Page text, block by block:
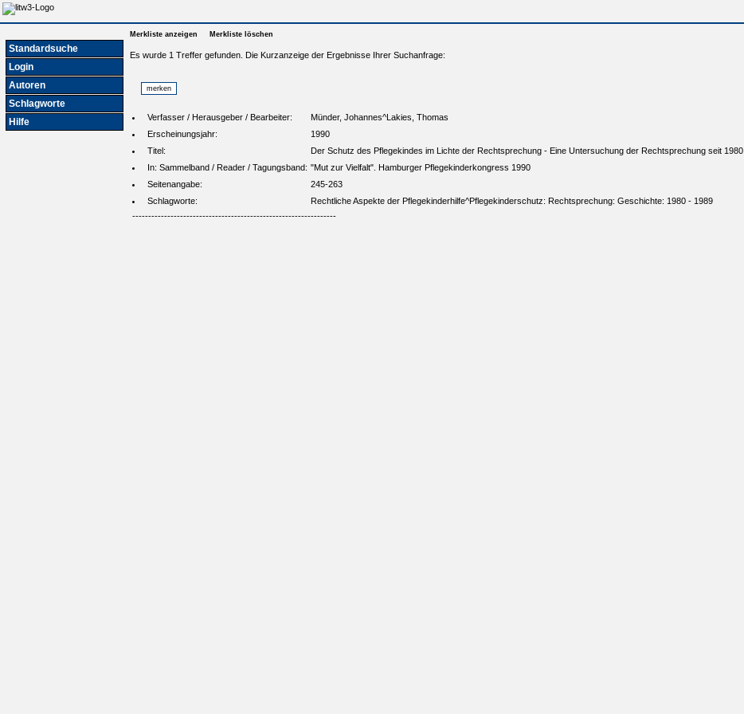
Standardsuche
Login
Autoren
Schlagworte
Hilfe
Merkliste anzeigen Merkliste löschen
Es wurde 1 Treffer gefunden. Die Kurzanzeige der Ergebnisse Ihrer Suchanfrage:
Verfasser / Herausgeber / Bearbeiter:
Münder, Johannes^Lakies, Thomas
Erscheinungsjahr:
1990
Titel:
Der Schutz des Pflegekindes im Lichte der Rechtsprechung - Eine Untersuchung der Rechtsprechung seit 1980.
In: Sammelband / Reader / Tagungsband: "Mut zur Vielfalt". Hamburger Pflegekinderkongress 1990
Seitenangabe:
245-263
Schlagworte:
Rechtliche Aspekte der Pflegekinderhilfe^Pflegekinderschutz: Rechtsprechung: Geschichte: 1980 - 1989
----------------------------------------------------------------